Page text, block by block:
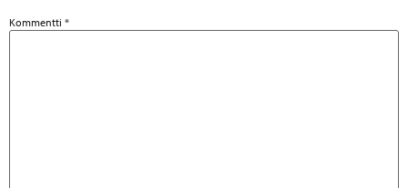
Kommentti *